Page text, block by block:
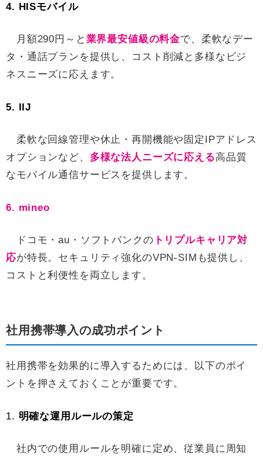
4. HISモバイル
月額290円～と 業界最安値級の料金で、柔軟なデー
タ・通話プランを提供し、コスト削減と多様なビジ
ネスニーズに応えます。
5. IIJ
柔軟な回線管理や休止・再開機能や固定IPアドレス
オプションなど、 多様な法人ニーズに応える高品質
なモバイル通信サービスを提供します。
6. mineo
ドコモ・au・ソフトバンクの トリプルキャリア対
応が特長。セキュリティ強化のVPN-SIMも提供し、
コストと利便性を両立します。
社用携帯導入の成功ポイント
社用携帯を効果的に導入するためには、以下のポイ
ントを押さえておくことが重要です。
1. 明確な運用ルールの策定
社内での使用ルールを明確に定め、従業員に周知